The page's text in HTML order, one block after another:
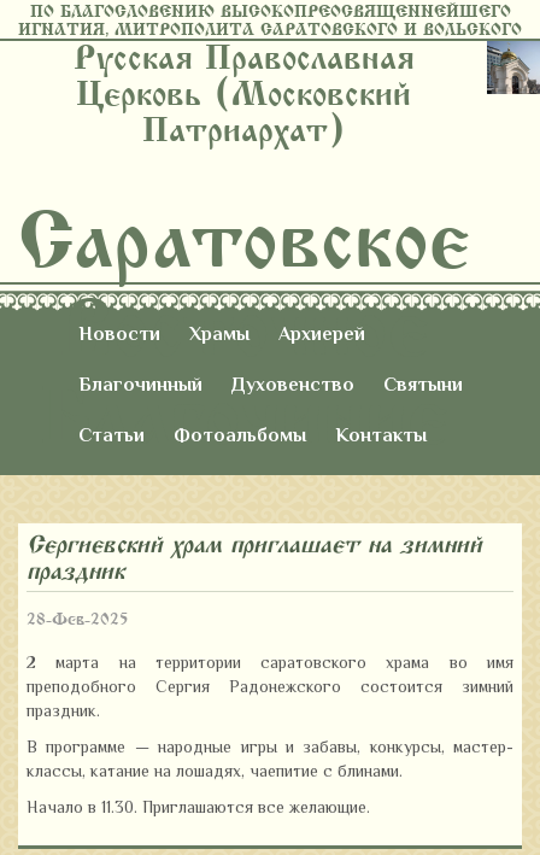
ПО БЛАГОСЛОВЕНИЮ ВЫСОКОПРЕОСВЯЩЕННЕЙШЕГО
ИГНАТИЯ, МИТРОПОЛИТА САРАТОВСКОГО И ВОЛЬСКОГО
Русская Православная
Церковь (Московский
Патриархат)
Саратовское
Восточное
Благочиние
Новости Храмы
Архиерей
Благочинный
Духовенство
Святыни
Статьи
Фотоальбомы Контакты
Сергиевский храм приглашает на зимний
праздник
28-Фев-2025
2 марта на территории саратовского храма во имя
преподобного Сергия Радонежского состоится зимний
праздник.
В программе — народные игры и забавы, конкурсы, мастер-
классы, катание на лошадях, чаепитие с блинами.
Начало в 11.30. Приглашаются все желающие.